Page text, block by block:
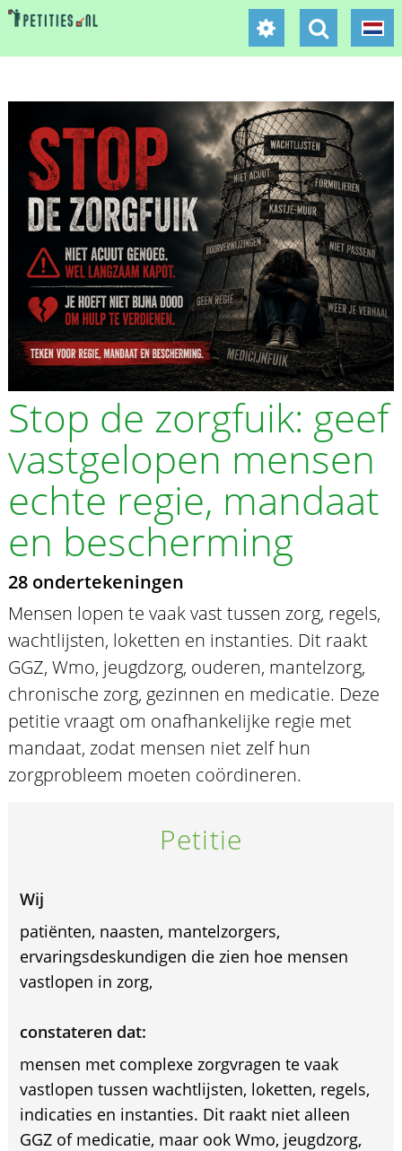
Stop de zorgfuik: geef
vastgelopen mensen
echte regie, mandaat
en bescherming
28 ondertekeningen
Mensen lopen te vaak vast tussen zorg, regels,
wachtlijsten, loketten en instanties. Dit raakt
GGZ, Wmo, jeugdzorg, ouderen, mantelzorg,
chronische zorg, gezinnen en medicatie. Deze
petitie vraagt om onafhankelijke regie met
mandaat, zodat mensen niet zelf hun
zorgprobleem moeten coördineren.
Petitie
Wij
patiënten, naasten, mantelzorgers,
ervaringsdeskundigen die zien hoe mensen
vastlopen in zorg,
constateren dat:
mensen met complexe zorgvragen te vaak
vastlopen tussen wachtlijsten, loketten, regels,
indicaties en instanties. Dit raakt niet alleen
GGZ of medicatie, maar ook Wmo, jeugdzorg,